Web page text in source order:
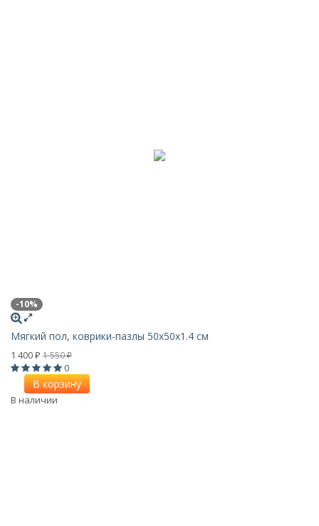
-10%
Мягкий пол, коврики-пазлы 50х50x1.4 см
1 400 ₽ 1 550₽
0
В корзину
В наличии